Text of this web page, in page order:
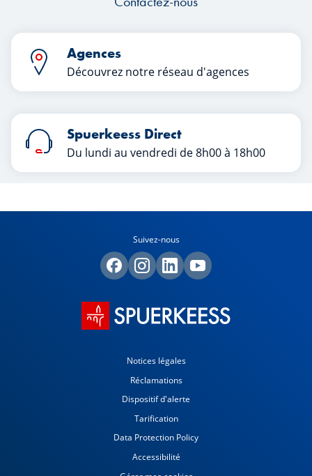
Agences
Découvrez notre réseau d'agences
Spuerkeess Direct
Du lundi au vendredi de 8h00 à 18h00
Suivez-nous
Notices légales
Réclamations
Dispositif d'alerte
Tarification
Data Protection Policy
Accessibilité